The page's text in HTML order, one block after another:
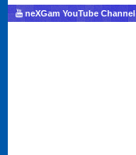
neXGam YouTube Channel